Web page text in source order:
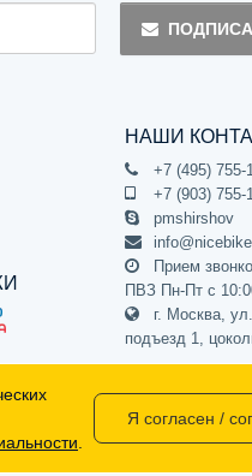
НАШИ
+7 (495) 755-
+7 (903) 755-
pmshirshov
Прием
ПВЗ Пн-Пт с
г. Москва,
подъезд 1,
Официальный
2012 - 2026
437 Гражданского кодекса
Я согласен /